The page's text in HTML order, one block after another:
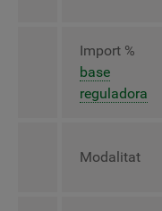
Import %
base
reguladora
Modalitat